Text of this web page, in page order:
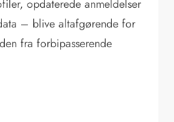
opdaterede anmeldelser
– blive altafgørende for
fra forbipasserende